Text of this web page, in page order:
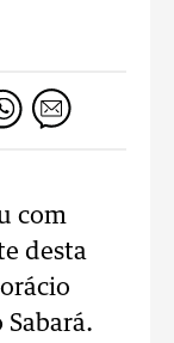
com
desta